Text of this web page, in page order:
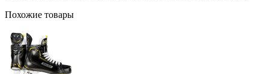
Похожие товары